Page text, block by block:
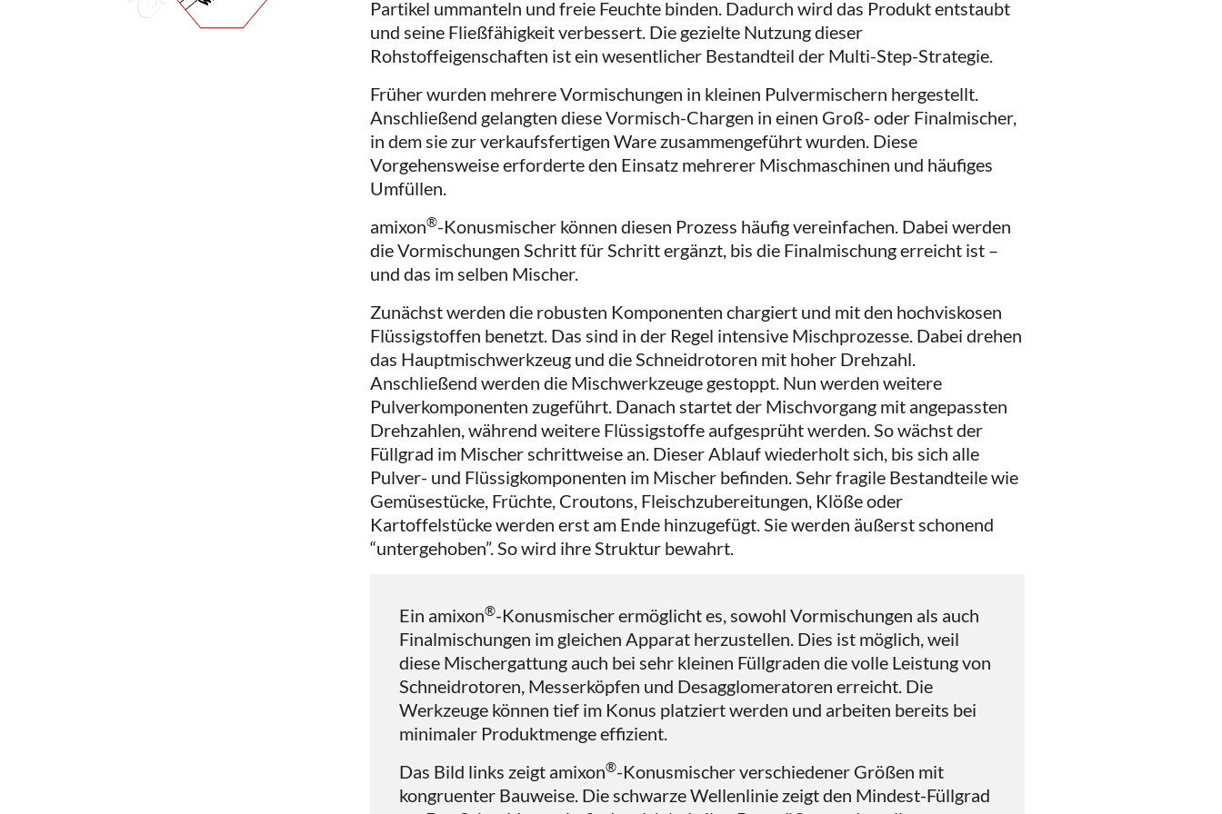
Partikel ummanteln und freie Feuchte binden. Dadurch wird das Produkt entstaubt
und seine Fließfähigkeit verbessert. Die gezielte Nutzung dieser
Rohstoffeigenschaften ist ein wesentlicher Bestandteil der Multi-Step-Strategie.
Früher wurden mehrere Vormischungen in kleinen Pulvermischern hergestellt.
Anschließend gelangten diese Vormisch-Chargen in einen Groß- oder Finalmischer,
in dem sie zur verkaufsfertigen Ware zusammengeführt wurden. Diese
Vorgehensweise erforderte den Einsatz mehrerer Mischmaschinen und häufiges
Umfüllen.
amixon®-Konusmischer können diesen Prozess häufig vereinfachen. Dabei werden
die Vormischungen Schritt für Schritt ergänzt, bis die Finalmischung erreicht ist –
und das im selben Mischer.
Zunächst werden die robusten Komponenten chargiert und mit den hochviskosen
Flüssigstoffen benetzt. Das sind in der Regel intensive Mischprozesse. Dabei drehen
das Hauptmischwerkzeug und die Schneidrotoren mit hoher Drehzahl.
Anschließend werden die Mischwerkzeuge gestoppt. Nun werden weitere
Pulverkomponenten zugeführt. Danach startet der Mischvorgang mit angepassten
Drehzahlen, während weitere Flüssigstoffe aufgesprüht werden. So wächst der
Füllgrad im Mischer schrittweise an. Dieser Ablauf wiederholt sich, bis sich alle
Pulver- und Flüssigkomponenten im Mischer befinden. Sehr fragile Bestandteile wie
Gemüsestücke, Früchte, Croutons, Fleischzubereitungen, Klöße oder
Kartoffelstücke werden erst am Ende hinzugefügt. Sie werden äußerst schonend
“untergehoben”. So wird ihre Struktur bewahrt.
Ein amixon®-Konusmischer ermöglicht es, sowohl Vormischungen als auch
Finalmischungen im gleichen Apparat herzustellen. Dies ist möglich, weil
diese Mischergattung auch bei sehr kleinen Füllgraden die volle Leistung von
Schneidrotoren, Messerköpfen und Desagglomeratoren erreicht. Die
Werkzeuge können tief im Konus platziert werden und arbeiten bereits bei
minimaler Produktmenge effizient.
Das Bild links zeigt amixon®-Konusmischer verschiedener Größen mit
kongruenter Bauweise. Die schwarze Wellenlinie zeigt den Mindest-Füllgrad